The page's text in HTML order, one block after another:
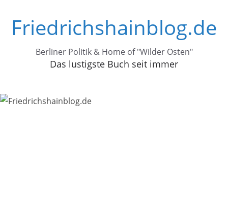
Inhalt
springen
Friedrichshainblog.de
Berliner Politik & Home of "Wilder Osten"
Das lustigste Buch seit immer